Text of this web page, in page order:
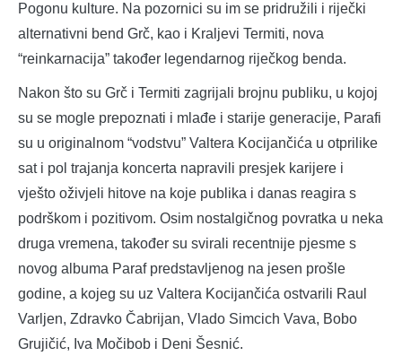
Pogonu kulture. Na pozornici su im se pridružili i riječki
alternativni bend Grč, kao i Kraljevi Termiti, nova
“reinkarnacija” također legendarnog riječkog benda.
Nakon što su Grč i Termiti zagrijali brojnu publiku, u kojoj
su se mogle prepoznati i mlađe i starije generacije, Parafi
su u originalnom “vodstvu” Valtera Kocijančića u otprilike
sat i pol trajanja koncerta napravili presjek karijere i
vješto oživjeli hitove na koje publika i danas reagira s
podrškom i pozitivom. Osim nostalgičnog povratka u neka
druga vremena, također su svirali recentnije pjesme s
novog albuma Paraf predstavljenog na jesen prošle
godine, a kojeg su uz Valtera Kocijančića ostvarili Raul
Varljen, Zdravko Čabrijan, Vlado Simcich Vava, Bobo
Grujičić, Iva Močibob i Deni Šesnić.